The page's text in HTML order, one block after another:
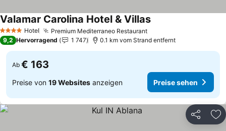
4 Sterne Hotel Premium Mediterraneo RestaurantPreise sehen
Valamar Carolina Hotel & VillasPreise sehen
9,2 Hervorragend 1 747 0.1 km vom Strand entfernt
Ab € 163
Preise von 19 Websites anzeigen Preise sehen
Teilen